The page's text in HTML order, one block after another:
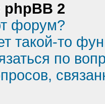
2
форум?
такой-то
по